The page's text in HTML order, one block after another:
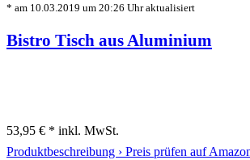
* am 10.03.2019 um 20:26 Uhr aktualisiert
Bistro Tisch aus Aluminium
53,95 € * inkl. MwSt.
Produktbeschreibung › Preis prüfen auf